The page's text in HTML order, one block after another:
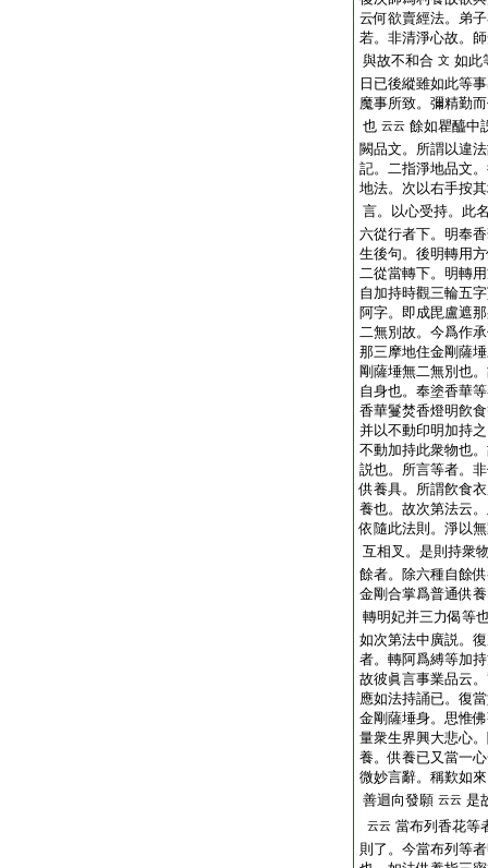
云何欲賣經法。弟
若。非清淨心故。
與故不和合 文 如此
日已後縱雖如此等
魔事所致。彌精勤
也 云云 餘如瞿醯中
闕品文。所謂以違
記。二指淨地品文
地法。次以右手按
言。以心受持。此
六從行者下。明奉
生後句。後明轉用
二從當轉下。明轉
自加持時觀三輪五
阿字。即成毘盧遮
二無別故。今爲作
那三摩地住金剛薩
剛薩埵無二無別也
自身也。奉塗香華
香華鬘焚香燈明飮
并以不動印明加持
不動加持此衆物也
説也。所言等者。
供養具。所謂飮食
養也。故次第法云
依隨此法則。淨以
互相叉。是則持衆
餘者。除六種自餘
金剛合掌爲普通供
轉明妃并三力偈等
如次第法中廣説。
者。轉阿爲縛等加
故彼眞言事業品云
應如法持誦已。復
金剛薩埵身。思惟
量衆生界興大悲心
養。供養已又當一
微妙言辭。稱歎如
善迴向發願 云云 是
云云 當布列香花等
則了。今當布列等